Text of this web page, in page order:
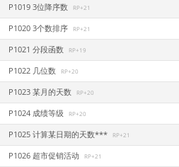
P1019 3位降序数 RP+21
P1020 3个数排序 RP+21
P1021 分段函数 RP+19
P1022 几位数 RP+20
P1023 某月的天数 RP+20
P1024 成绩等级 RP+20
P1025 计算某日期的天数*** RP+21
P1026 超市促销活动 RP+21